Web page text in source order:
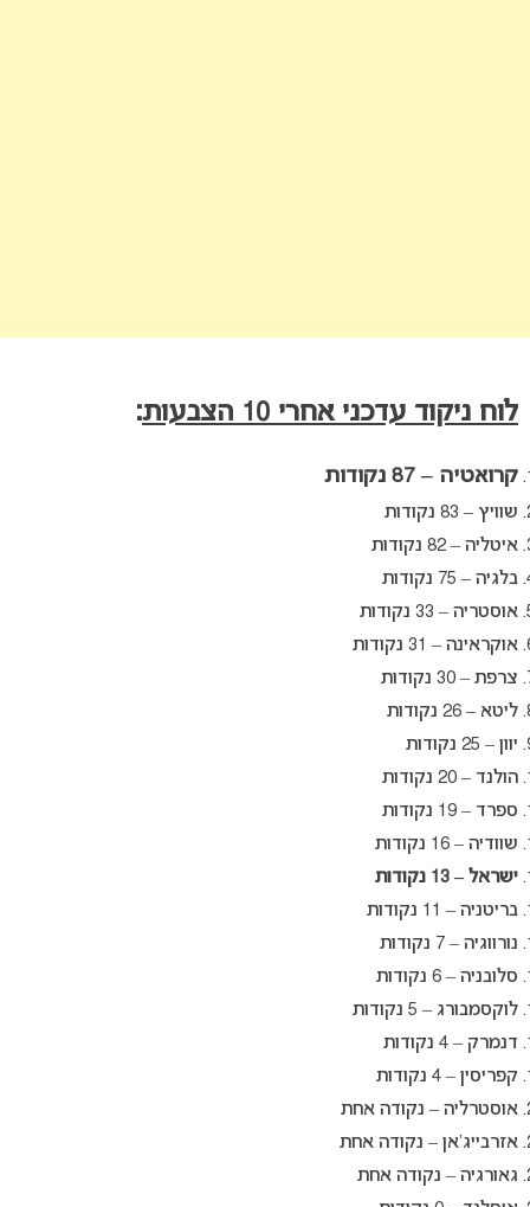
לוח ניקוד עדכני אחרי 10 הצבעות :
קרואטיה – 87 נקודות
שוויץ – 83 נקודות
איטליה – 82 נקודות
בלגיה – 75 נקודות
אוסטריה – 33 נקודות
אוקראינה – 31 נקודות
צרפת – 30 נקודות
ליטא – 26 נקודות
יוון – 25 נקודות
הולנד – 20 נקודות
ספרד – 19 נקודות
שוודיה – 16 נקודות
ישראל – 13 נקודות
בריטניה – 11 נקודות
נורווגיה – 7 נקודות
סלובניה – 6 נקודות
לוקסמבורג – 5 נקודות
דנמרק – 4 נקודות
קפריסין – 4 נקודות
אוסטרליה – נקודה אחת
אזרבייג’אן – נקודה אחת
גאורגיה – נקודה אחת